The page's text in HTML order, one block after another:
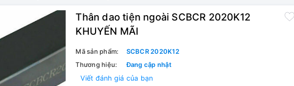
Thân dao tiện ngoài SCBCR 2020K12
KHUYẾN MÃI
Mã sản phẩm:
SCBCR 2020K12
Thương hiệu:
Đang cập nhật
Viết đánh giá của bạn